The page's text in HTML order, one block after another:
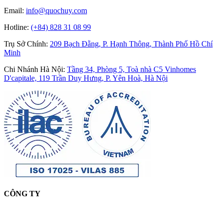
Email: info@quochuy.com
Hotline: (+84) 828 31 08 99
Trụ Sở Chính: 209 Bạch Đằng, P. Hạnh Thông, Thành Phố Hồ Chí
Minh
Chi Nhánh Hà Nội: Tầng 34, Phòng 5, Toà nhà C5 Vinhomes
D'capitale, 119 Trần Duy Hưng, P. Yên Hoà, Hà Nội
CÔNG TY